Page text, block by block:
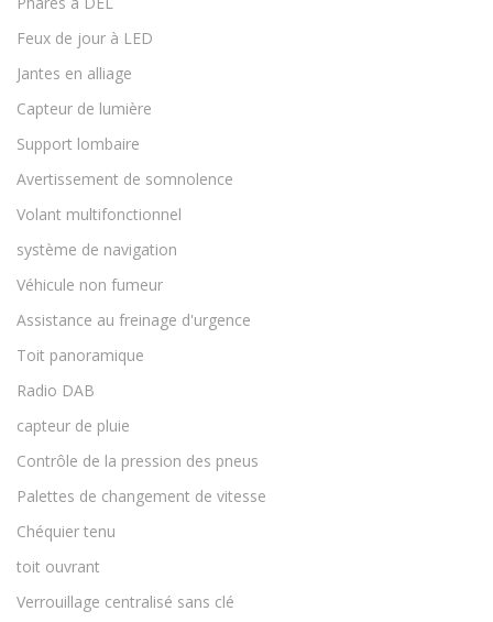
Feux de jour à LED
Jantes en alliage
Capteur de lumière
Support lombaire
Avertissement de somnolence
Volant multifonctionnel
système de navigation
Véhicule non fumeur
Assistance au freinage d'urgence
Toit panoramique
Radio DAB
capteur de pluie
Contrôle de la pression des pneus
Palettes de changement de vitesse
Chéquier tenu
toit ouvrant
Verrouillage centralisé sans clé